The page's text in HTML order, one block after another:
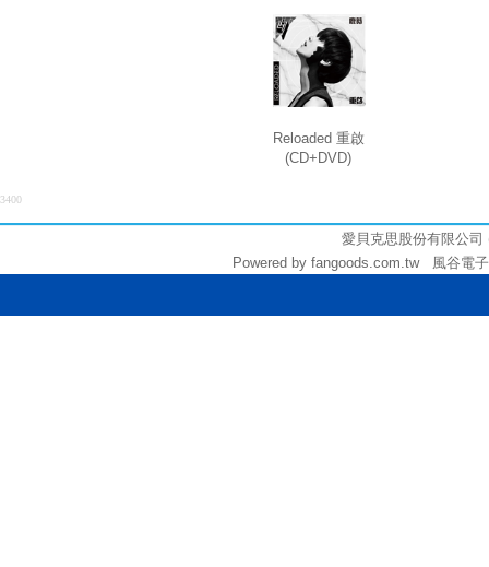
Reloaded 重啟
(CD+DVD)
3400
愛貝克思股份有限公
Powered by fangoods.com.tw 風谷電子商